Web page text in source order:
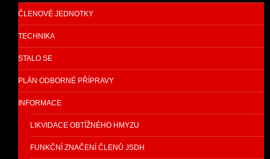
ČLENOVÉ JEDNOTKY
TECHNIKA
STALO SE
PLÁN ODBORNÉ PŘÍPRAVY
INFORMACE
LIKVIDACE OBTÍŽNÉHO HMYZU
FUNKČNÍ ZNAČENÍ ČLENŮ JSDH